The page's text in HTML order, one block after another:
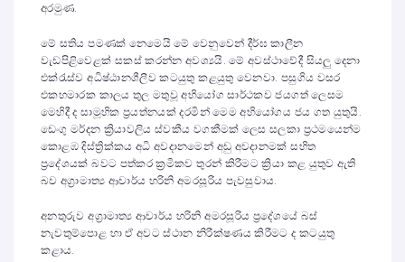
අරමුණ.
මේ සතිය පමණක් නෙමෙයි මේ වෙනුවෙන් දීර්ඝ කාලීන
වැඩපිළිවෙළක් සකස් කරන්න අවශ්‍යයි. මේ අවස්ථාවේදී සියලු දෙනා
එක්රැස්ව අධිෂ්ඨානශීලීව කටයුතු කළයුතු වෙනවා. පසුගිය වසර
එකහමාරක කාලය තුල මතුවූ අභියෝග සාර්ථකව ජයගත් ලෙසම
මෙහිදී ද සාමූහික ප්‍රයත්නයක් දරමින් මෙම අභියෝගය ජය ගත යුතුයි.
ඩෙංගු මර්දන ක්‍රියාවලිය ස්වකීය වගකීමක් ලෙස සලකා ප්‍රථමයෙන්ම
කොළඹ දිස්ත්‍රික්කය අධි අවදානමෙන් අඩු අවදානමක් සහිත
ප්‍රදේශයක් බවට පත්කර ක්‍රමිකව තුරන් කිරීමට ක්‍රියා කළ යුතුව ඇති
බව අග්‍රාමාත්‍ය ආචාර්ය හරිනි අමරසූරිය පැවසුවාය.
අනතුරුව අග්‍රාමාත්‍ය ආචාර්ය හරිනි අමරසූරිය ප්‍රදේශයේ බස්
නැවතුම්පොළ හා ඒ අවට ස්ථාන නිරීක්ෂණය කිරීමට ද කටයුතු
ක⁣ළාය.